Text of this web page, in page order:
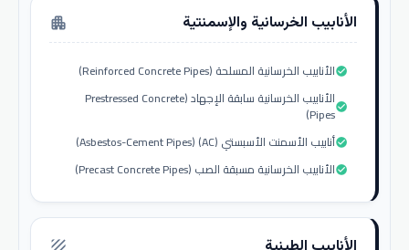
الأنابيب الخرسانية والإسمنتية apartment
الأنابيب الخرسانية المسلحة (Reinforced Concrete Pipes)check_circle
الأنابيب الخرسانية سابقة الإجهاد (Prestressed Concrete
Pipes)check_circle
أنابيب الأسمنت الأسبستي (AC) (Asbestos-Cement Pipes)check_circle
الأنابيب الخرسانية مسبقة الصب (Precast Concrete Pipes)check_circle
texture